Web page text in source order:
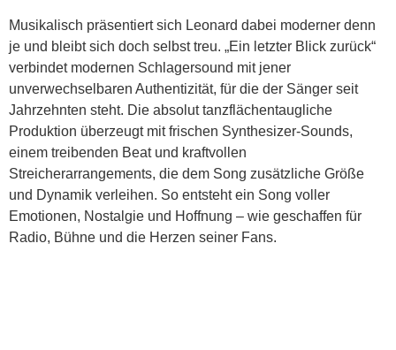
Musikalisch präsentiert sich Leonard dabei moderner denn
je und bleibt sich doch selbst treu. „Ein letzter Blick zurück“
verbindet modernen Schlagersound mit jener
unverwechselbaren Authentizität, für die der Sänger seit
Jahrzehnten steht. Die absolut tanzflächentaugliche
Produktion überzeugt mit frischen Synthesizer-Sounds,
einem treibenden Beat und kraftvollen
Streicherarrangements, die dem Song zusätzliche Größe
und Dynamik verleihen. So entsteht ein Song voller
Emotionen, Nostalgie und Hoffnung – wie geschaffen für
Radio, Bühne und die Herzen seiner Fans.